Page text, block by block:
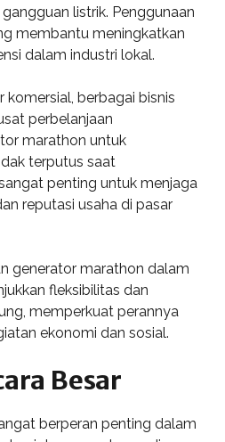
listrik. Penggunaan
membantu meningkatkan
dalam industri lokal.
komersial, berbagai bisnis
perbelanjaan
marathon untuk
terputus saat
penting untuk menjaga
reputasi usaha di pasar
generator marathon dalam
fleksibilitas dan
memperkuat perannya
ekonomi dan sosial.
Besar
berperan penting dalam